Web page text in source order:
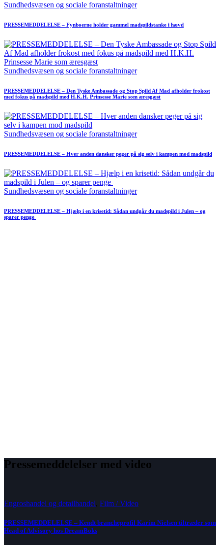
Sundhedsvæsen og sociale foranstaltninger
PRESSEMEDDELELSE – Fynboerne holder gammel madspildstanke i hævd
Sundhedsvæsen og sociale foranstaltninger
PRESSEMEDDELELSE – Den Tyske Ambassade og Stop Spild Af Mad afholder frokost
med fokus på madspild med H.K.H. Prinsesse Marie som æresgæst
Sundhedsvæsen og sociale foranstaltninger
PRESSEMEDDELELSE – Hver anden dansker peger på sig selv i kampen mod madspild
Sundhedsvæsen og sociale foranstaltninger
PRESSEMEDDELELSE – Hjælp i en krisetid: Sådan undgår du madspild i Julen – og
sparer penge
Pressemeddelelser med video
Engroshandel og detailhandel, Film / Video
PRESSEMEDDELELSE – Kendt brancheprofil Karim Nielsen tiltræder som
Head of Advisory hos DreamBoks